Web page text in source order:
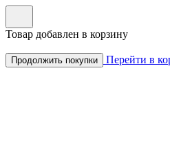
Товар добавлен в корзину
Продолжить покупки Перейти в